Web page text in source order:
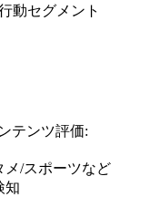
動セグメント
テンツ評価:
/スポーツなど
知